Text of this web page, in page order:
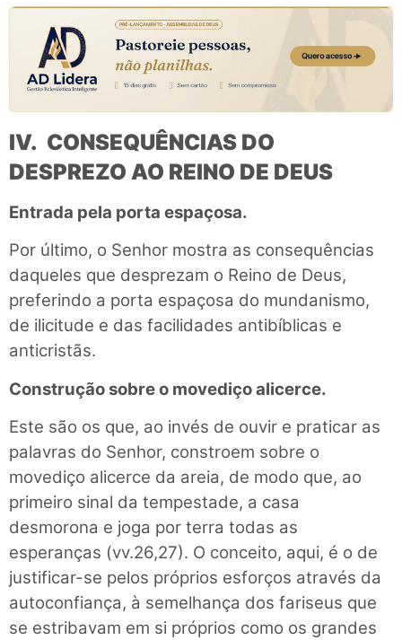
IV. CONSEQUÊNCIAS DO
DESPREZO AO REINO DE DEUS
Entrada pela porta espaçosa.
Por último, o Senhor mostra as consequências
daqueles que desprezam o Reino de Deus,
preferindo a porta espaçosa do mundanismo,
de ilicitude e das facilidades antibíblicas e
anticristãs.
Construção sobre o movediço alicerce.
Este são os que, ao invés de ouvir e praticar as
palavras do Senhor, constroem sobre o
movediço alicerce da areia, de modo que, ao
primeiro sinal da tempestade, a casa
desmorona e joga por terra todas as
esperanças (vv.26,27). O conceito, aqui, é o de
justificar-se pelos próprios esforços através da
autoconfiança, à semelhança dos fariseus que
se estribavam em si próprios como os grandes